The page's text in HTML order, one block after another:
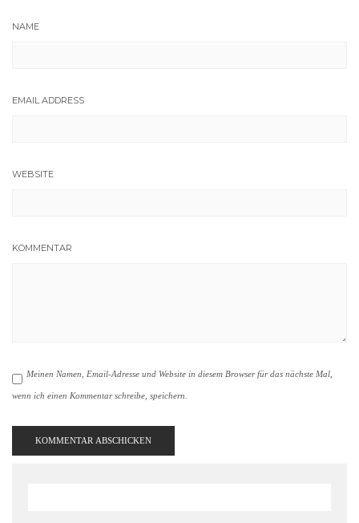
NAME
EMAIL ADDRESS
WEBSITE
KOMMENTAR
Meinen Namen, Email-Adresse und Website in diesem Browser für das nächste Mal,
wenn ich einen Kommentar schreibe, speichern.